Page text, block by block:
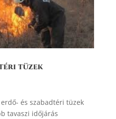
tüzek
erdő- és szabadtéri tüzek
tavaszi időjárás